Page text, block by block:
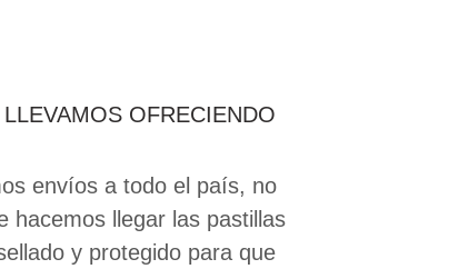
OFRECIENDO
envíos a todo el país, no
hacemos llegar las pastillas
y protegido para que